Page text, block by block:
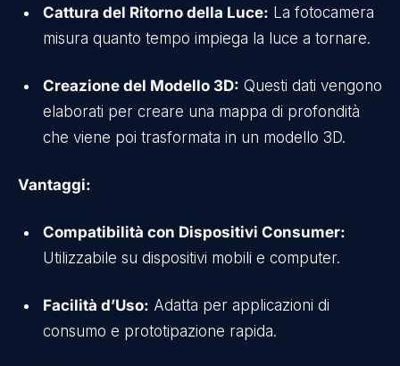
Cattura del Ritorno della Luce: La fotocamera
misura quanto tempo impiega la luce a tornare.
Creazione del Modello 3D: Questi dati vengono
elaborati per creare una mappa di profondità
che viene poi trasformata in un modello 3D.
Vantaggi:
Compatibilità con Dispositivi Consumer:
Utilizzabile su dispositivi mobili e computer.
Facilità d’Uso: Adatta per applicazioni di
consumo e prototipazione rapida.